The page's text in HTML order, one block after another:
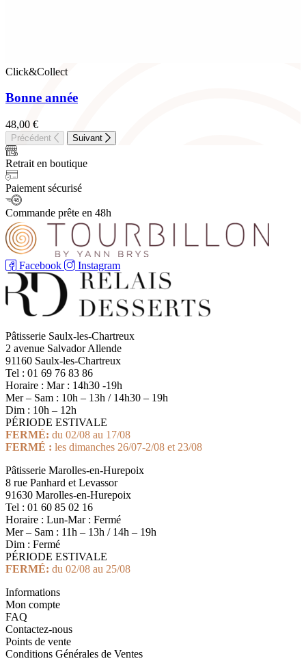
Click&Collect
Bonne année
48,00 €
Précédent Suivant
Retrait en boutique
Paiement sécurisé
Commande prête en 48h
Facebook Instagram
Pâtisserie Saulx-les-Chartreux
2 avenue Salvador Allende
91160 Saulx-les-Chartreux
Tel : 01 69 76 83 86
Horaire : Mar : 14h30 -19h
Mer – Sam : 10h – 13h / 14h30 – 19h
Dim : 10h – 12h
PÉRIODE ESTIVALE
FERMÉ: du 02/08 au 17/08
FERMÉ : les dimanches 26/07-2/08 et 23/08
Pâtisserie Marolles-en-Hurepoix
8 rue Panhard et Levassor
91630 Marolles-en-Hurepoix
Tel : 01 60 85 02 16
Horaire : Lun-Mar : Fermé
Mer – Sam : 11h – 13h / 14h – 19h
Dim : Fermé
PÉRIODE ESTIVALE
FERMÉ: du 02/08 au 25/08
Informations
Mon compte
FAQ
Contactez-nous
Points de vente
Conditions Générales de Ventes